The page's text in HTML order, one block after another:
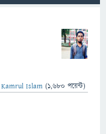
Kamrul Islam (1,680 পয়েন্ট)